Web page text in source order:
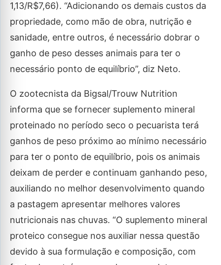
1,13/R$7,66). “Adicionando os demais custos da
propriedade, como mão de obra, nutrição e
sanidade, entre outros, é necessário dobrar o
ganho de peso desses animais para ter o
necessário ponto de equilíbrio”, diz Neto.
O zootecnista da Bigsal/Trouw Nutrition
informa que se fornecer suplemento mineral
proteinado no período seco o pecuarista terá
ganhos de peso próximo ao mínimo necessário
para ter o ponto de equilíbrio, pois os animais
deixam de perder e continuam ganhando peso,
auxiliando no melhor desenvolvimento quando
a pastagem apresentar melhores valores
nutricionais nas chuvas. “O suplemento mineral
proteico consegue nos auxiliar nessa questão
devido à sua formulação e composição, com